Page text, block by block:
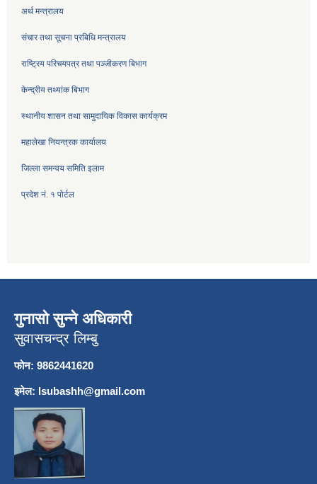
अर्थ मन्त्रालय
संचार तथा सूचना प्रबिधि मन्त्रालय
राष्ट्रिय परिचयपत्र तथा पञ्जीकरण बिभाग
केन्द्रीय तथ्यांक बिभाग
स्थानीय शासन तथा सामुदायिक विकास कार्यक्रम
महालेखा नियन्त्रक कार्यालय
जिल्ला समन्वय समिति इलाम
प्रदेश नं. १ पोर्टल
गुनासो सुन्ने अधिकारी
सुवासचन्द्र लिम्बु
फोन: 9862441620
इमेल: lsubashh@gmail.com